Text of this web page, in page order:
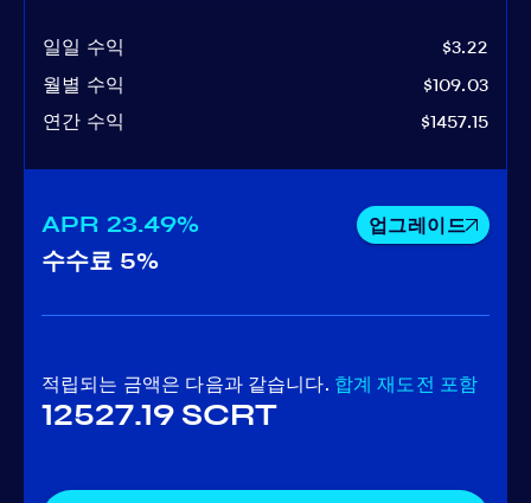
일일 수익
$3.22
월별 수익
$109.03
연간 수익
$1457.15
APR 23.49% 업그레이드
수수료 5%
적립되는 금액은 다음과 같습니다. 합계 재도전 포함
12527.19 SCRT